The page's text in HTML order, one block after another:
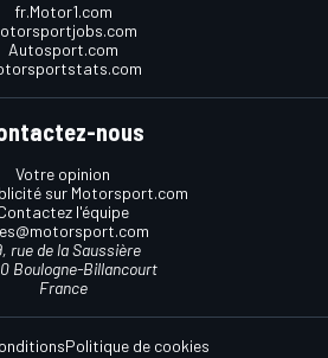
fr.Motor1.com
Autosport.com
nous
Votre opinion
sur Motorsport.com
l'équipe
rue de la Saussière
Boulogne-Billancourt
France
Politique de cookies